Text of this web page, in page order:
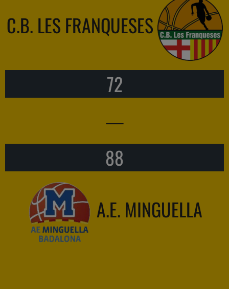
C.B. LES FRANQUESES
72
—
88
A.E. MINGUELLA